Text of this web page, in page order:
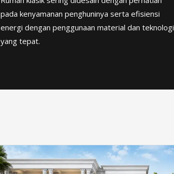
pada kenyamanan penghuninya serta efisiensi
energi dengan penggunaan material dan teknologi
yang tepat.